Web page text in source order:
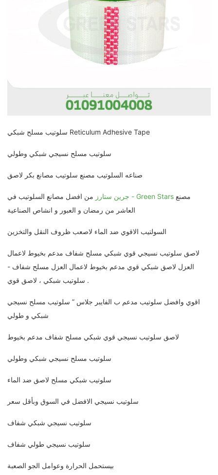
سلوتيب مسلح شبكي Reticulum Adhesive Tape
سلوتيب مسلح نسيجي شبكي وطولي
صناعه السلوتيب مصنع سلوتيب مصانع بكر لاصق
مصنع جرين ستارز - Green Stars
من افضل مصانع السلوتيب في
العاشر من رمضان و العبور و انشاص الصناعية
السولتيب الاقوي ضد الماء لاصعب ظروف النقل والتخزين
لاصق سلوتيب نسيجي قوي شبكي مسلح شفاف مدعم بخيوط لاعمال
العزل لاصق شبكي قوي مدعم بخيوط لاعمال العزل مسلح شفاف -
سلوتيب شبكي ، لاصق قوي .
اقوي وافضل سلوتيب مدعم ب الفايبر جلاس ” سلوتيب مسلح نسيجي
شبكي و طولي
لاصق سلوتيب نسيجي قوي شبكي مسلح شفاف مدعم بخيوط
سلوتيب مسلح نسيجي شبكي وطولي
سلوتيب شبكي مسلح لاصق ضد الماء
سلوتيب نسيجي الافضل في السوق وبأقل سعر
سلوتيب نسيجي شبكي شفاف
سلوتيب نسيجي طولي شفاف
بيستحمل الحرارة وعوامل الجو الصعبة